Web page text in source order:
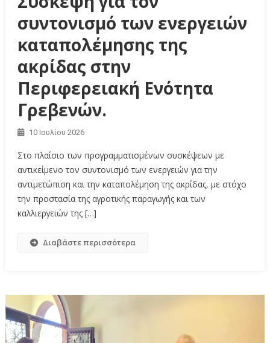
συντονισμό των ενεργειών
καταπολέμησης της
ακρίδας στην
Περιφερειακή Ενότητα
Γρεβενών.
10 Ιουλίου 2026
Στο πλαίσιο των προγραμματισμένων συσκέψεων με
αντικείμενο τον συντονισμό των ενεργειών για την
αντιμετώπιση και την καταπολέμηση της ακρίδας, με στόχο
την προστασία της αγροτικής παραγωγής και των
καλλιεργειών της […]
Διαβάστε περισσότερα